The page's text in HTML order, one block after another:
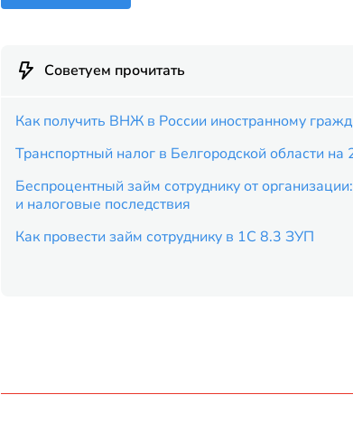
Советуем прочитать
Как получить ВНЖ в России иностранному
Транспортный налог в Белгородской области на
Беспроцентный займ сотруднику от
и налоговые последствия
Как провести займ сотруднику в 1С 8.3 ЗУП